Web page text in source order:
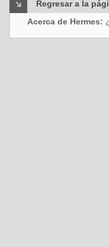
Regresar a la
Acerca de Hermes: